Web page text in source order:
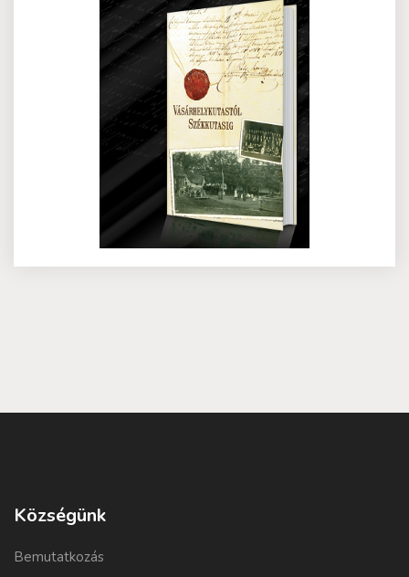
Községünk
Bemutatkozás